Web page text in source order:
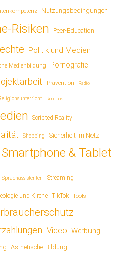
Nutzungsbedingungen
Risiken Peer-Education
Politik und Medien
Medienbildung Pornografie
Prävention Radio
Rundfunk
Scripted Reality
Shopping Sicherheit im Netz
Smartphone & Tablet
Sprachassistenten Streaming
und Kirche TikTok Tools
Video Werbung
Ästhetische Bildung